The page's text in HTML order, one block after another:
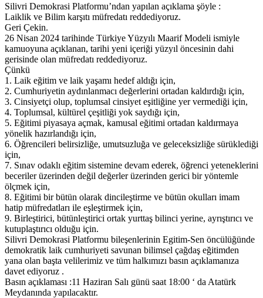
Silivri Demokrasi Platformu’ndan yapılan açıklama şöyle :
Laiklik ve Bilim karşıtı müfredatı reddediyoruz.
Geri Çekin.
26 Nisan 2024 tarihinde Türkiye Yüzyılı Maarif Modeli ismiyle
kamuoyuna açıklanan, tarihi yeni içeriği yüzyıl öncesinin dahi
gerisinde olan müfredatı reddediyoruz.
Çünkü
1. Laik eğitim ve laik yaşamı hedef aldığı için,
2. Cumhuriyetin aydınlanmacı değerlerini ortadan kaldırdığı için,
3. Cinsiyetçi olup, toplumsal cinsiyet eşitliğine yer vermediği için,
4. Toplumsal, kültürel çeşitliği yok saydığı için,
5. Eğitimi piyasaya açmak, kamusal eğitimi ortadan kaldırmaya
yönelik hazırlandığı için,
6. Öğrencileri belirsizliğe, umutsuzluğa ve geleceksizliğe sürüklediği
için,
7. Sınav odaklı eğitim sistemine devam ederek, öğrenci yeteneklerini
beceriler üzerinden değil değerler üzerinden gerici bir yöntemle
ölçmek için,
8. Eğitimi bir bütün olarak dincileştirme ve bütün okulları imam
hatip müfredatları ile eşleştirmek için,
9. Birleştirici, bütünleştirici ortak yurttaş bilinci yerine, ayrıştırıcı ve
kutuplaştırıcı olduğu için.
Silivri Demokrasi Platformu bileşenlerinin Egitim-Sen öncülüğünde
demokratik laik cumhuriyeti savunan bilimsel çağdaş eğitimden
yana olan başta velilerimiz ve tüm halkımızı basın açıklamanıza
davet ediyoruz .
Basın açıklaması :11 Haziran Salı günü saat 18:00 ‘ da Atatürk
Meydanında yapılacaktır.